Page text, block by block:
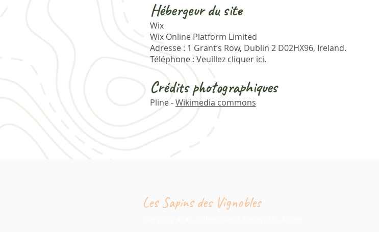
Hébergeur du site
Wix
Wix Online Platform Limited
Adresse : 1 Grant’s Row, Dublin 2 D02HX96, Ireland.
Téléphone : Veuillez cliquer ici.
Crédits photographiques
Pline -Wikimedia commons
Les Sapins des Vignobles